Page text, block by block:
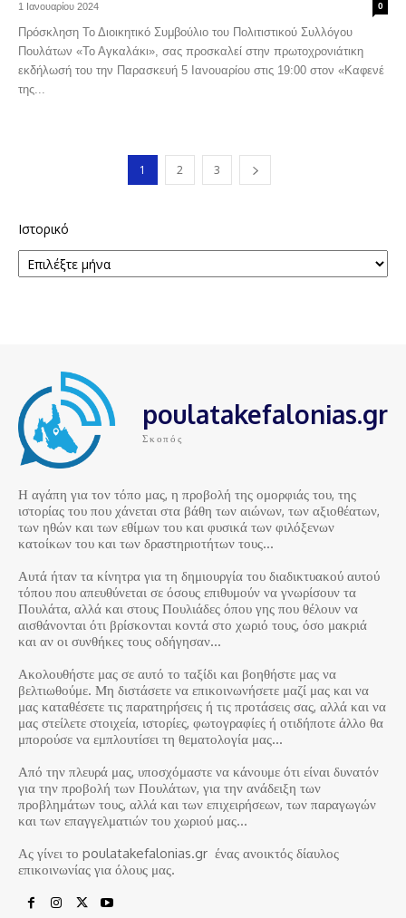
1 Ιανουαρίου 2024 0
Πρόσκληση Το Διοικητικό Συμβούλιο του Πολιτιστικού Συλλόγου
Πουλάτων «Το Αγκαλάκι», σας προσκαλεί στην πρωτοχρονιάτικη
εκδήλωσή του την Παρασκευή 5 Ιανουαρίου στις 19:00 στον «Καφενέ
της...
1 2 3
Ιστορικό
poulatakefalonias.gr
Σκοπός
Η αγάπη για τον τόπο μας, η προβολή της ομορφιάς του, της
ιστορίας του που χάνεται στα βάθη των αιώνων, των αξιοθέατων,
των ηθών και των εθίμων του και φυσικά των φιλόξενων
κατοίκων του και των δραστηριοτήτων τους…
Αυτά ήταν τα κίνητρα για τη δημιουργία του διαδικτυακού αυτού
τόπου που απευθύνεται σε όσους επιθυμούν να γνωρίσουν τα
Πουλάτα, αλλά και στους Πουλιάδες όπου γης που θέλουν να
αισθάνονται ότι βρίσκονται κοντά στο χωριό τους, όσο μακριά
και αν οι συνθήκες τους οδήγησαν…
Ακολουθήστε μας σε αυτό το ταξίδι και βοηθήστε μας να
βελτιωθούμε. Μη διστάσετε να επικοινωνήσετε μαζί μας και να
μας καταθέσετε τις παρατηρήσεις ή τις προτάσεις σας, αλλά και να
μας στείλετε στοιχεία, ιστορίες, φωτογραφίες ή οτιδήποτε άλλο θα
μπορούσε να εμπλουτίσει τη θεματολογία μας…
Από την πλευρά μας, υποσχόμαστε να κάνουμε ότι είναι δυνατόν
για την προβολή των Πουλάτων, για την ανάδειξη των
προβλημάτων τους, αλλά και των επιχειρήσεων, των παραγωγών
και των επαγγελματιών του χωριού μας…
Ας γίνει το poulatakefalonias.gr ένας ανοικτός δίαυλος
επικοινωνίας για όλους μας.